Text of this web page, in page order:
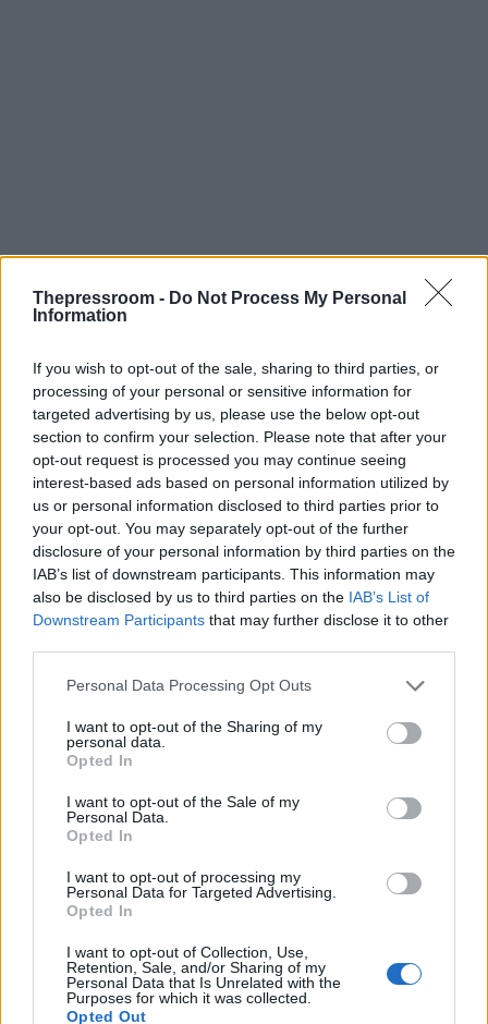
Thepressroom - Do Not Process My Personal
Information
If you wish to opt-out of the sale, sharing to third parties, or
processing of your personal or sensitive information for
targeted advertising by us, please use the below opt-out
section to confirm your selection. Please note that after your
opt-out request is processed you may continue seeing
interest-based ads based on personal information utilized by
us or personal information disclosed to third parties prior to
your opt-out. You may separately opt-out of the further
disclosure of your personal information by third parties on the
IAB’s list of downstream participants. This information may
also be disclosed by us to third parties on the IAB’s List of
Downstream Participants that may further disclose it to other
Please note that this website/app uses one or more Google
not limited to your visit or usage behaviour. You may click to
grant or deny consent to Google and its third-party tags to
use your data for below specified purposes in below Google
consent section.
Personal Data Processing Opt Outs
I want to opt-out of the Sharing of my
personal data.
Opted In
I want to opt-out of the Sale of my
Personal Data.
Opted In
I want to opt-out of processing my
Personal Data for Targeted Advertising.
Opted In
I want to opt-out of Collection, Use,
Retention, Sale, and/or Sharing of my
Personal Data that Is Unrelated with the
Purposes for which it was collected.
Opted Out
Η είδηση ότι το ιστορικό μοναστήρι τυλίχθηκε
στις φλόγες προκάλεσε την άμεση αντίδραση του
Οικουμενικού Πατριάρχη Βαρθολομαίου, ο
οποίος είχε τηλεφωνική επικοινωνία με τον
Μητροπολίτη Κιέβου και πάσης Ουκρανίας,
Επιφάνιο.
Κατά τη διάρκεια της συνομιλίας τους, ο
Προκαθήμενος της Ορθοδοξίας εξέφρασε τον
απόλυτο αποτροπιασμό του για το ρωσικό
χτύπημα, μεταφέροντας παράλληλα την αμέριστη
και ολόθυμη συμπαράσταση τόσο της Μητρός
Εκκλησίας όσο και του ιδίου προσωπικά προς τον
δοκιμαζόμενο ουκρανικό λαό.
ΑΚΟΛΟΥΘΗΣΤΕ ΜΑΣ ΣΤΟ GOOGLE
NEWS ΚΑΝΟΝΤΑΣ ΚΛΙΚ ΕΔΩ